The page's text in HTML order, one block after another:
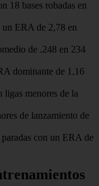
18 bases robadas en
ERA de 2,78 en
de .248 en 234
dominante de 1,16
ligas menores de la
de lanzamiento de
con un ERA de